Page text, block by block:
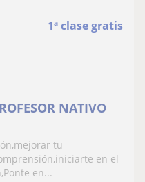
1ª clase gratis
NATIVO
tu
en el
en...